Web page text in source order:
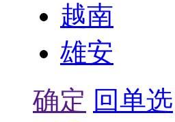
越南
雄安
确定 回单选